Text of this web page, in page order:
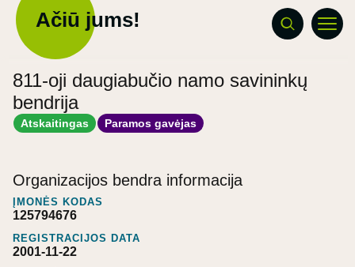
Ačiū jums!
811-oji daugiabučio namo savininkų
bendrija
Atskaitingas Paramos gavėjas
Organizacijos bendra informacija
ĮMONĖS KODAS
125794676
REGISTRACIJOS DATA
2001-11-22